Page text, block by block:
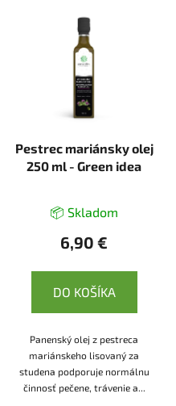
Pestrec mariánsky olej
250 ml - Green idea
📦 Skladom
6,90 €
DO KOŠÍKA
Panenský olej z pestreca
mariánskeho lisovaný za
studena podporuje normálnu
činnosť pečene, trávenie a...